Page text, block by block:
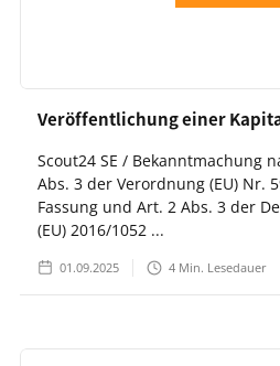
Veröffentlichung einer
Scout24 SE / Bekanntmachung
Abs. 3 der Verordnung (EU) Nr.
Fassung und Art. 2 Abs. 3 der
(EU) 2016/1052 ...
01.09.2025 4 Min. Lesedauer